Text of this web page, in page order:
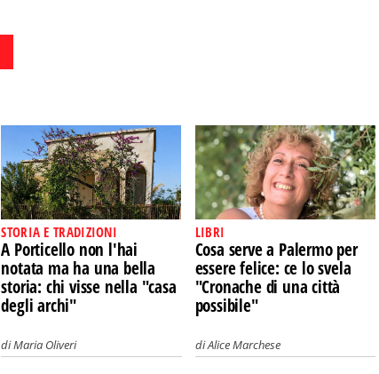
STORIA E TRADIZIONI
A Porticello non l'hai
notata ma ha una bella
storia: chi visse nella "casa
degli archi"
diMaria Oliveri
LIBRI
Cosa serve a Palermo per
essere felice: ce lo svela
"Cronache di una città
possibile"
diAlice Marchese